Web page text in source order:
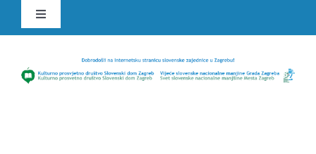
content
Toggle
Navigation